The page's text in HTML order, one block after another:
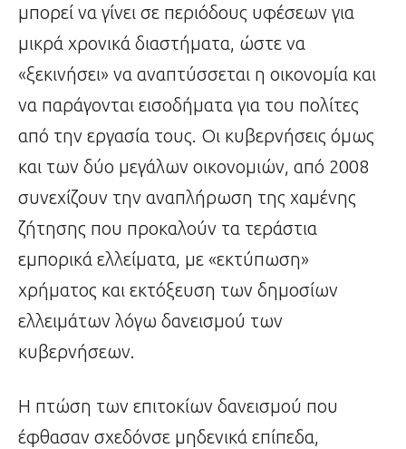
μπορεί να γίνει σε περιόδους υφέσεων για
μικρά χρονικά διαστήματα, ώστε να
«ξεκινήσει» να αναπτύσσεται η οικονομία και
να παράγονται εισοδήματα για του πολίτες
από την εργασία τους. Οι κυβερνήσεις όμως
και των δύο μεγάλων οικονομιών, από 2008
συνεχίζουν την αναπλήρωση της χαμένης
ζήτησης που προκαλούν τα τεράστια
εμπορικά ελλείματα, με «εκτύπωση»
χρήματος και εκτόξευση των δημοσίων
ελλειμάτων λόγω δανεισμού των
κυβερνήσεων.
Η πτώση των επιτοκίων δανεισμού που
έφθασαν σχεδόνσε μηδενικά επίπεδα,